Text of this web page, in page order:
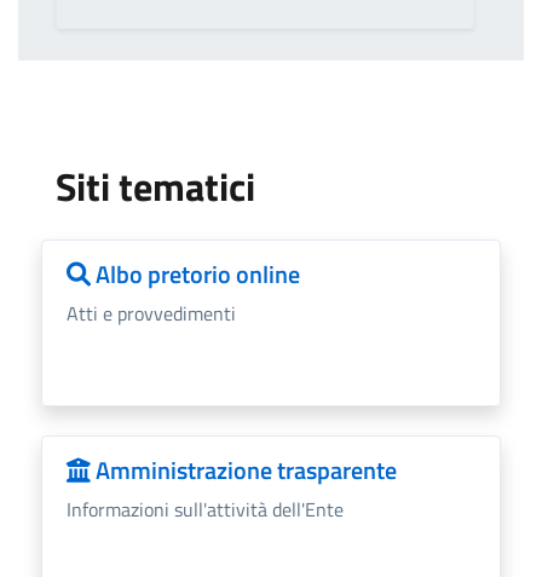
Siti tematici
Albo pretorio online
Atti e provvedimenti
Amministrazione trasparente
Informazioni sull'attività dell'Ente